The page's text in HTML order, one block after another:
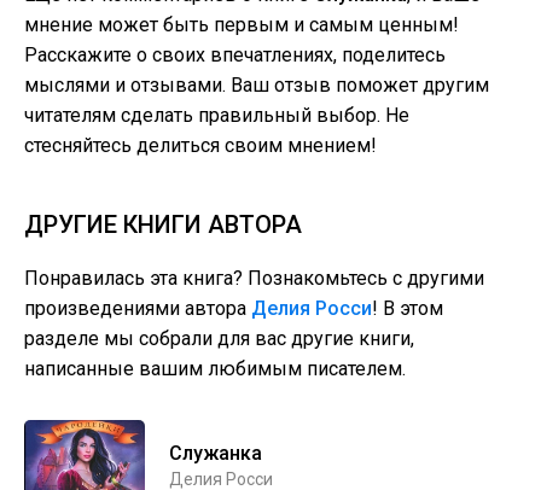
мнение может быть первым и самым ценным!
Расскажите о своих впечатлениях, поделитесь
мыслями и отзывами. Ваш отзыв поможет другим
читателям сделать правильный выбор. Не
стесняйтесь делиться своим мнением!
ДРУГИЕ КНИГИ АВТОРА
Понравилась эта книга? Познакомьтесь с другими
произведениями автора Делия Росси! В этом
разделе мы собрали для вас другие книги,
написанные вашим любимым писателем.
Служанка
Делия Росси